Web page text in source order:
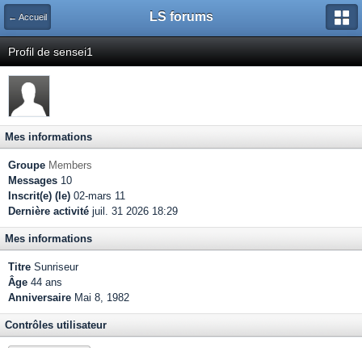
← Accueil LS forums
Profil de sensei1
Mes informations
Groupe Members
Messages 10
Inscrit(e) (le) 02-mars 11
Dernière activité juil. 31 2026 18:29
Mes informations
Titre Sunriseur
Âge 44 ans
Anniversaire Mai 8, 1982
Contrôles utilisateur